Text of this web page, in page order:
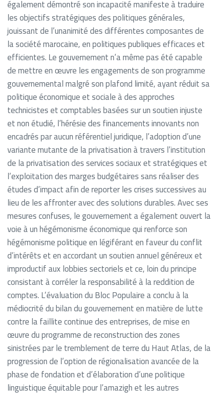
également démontré son incapacité manifeste à traduire
les objectifs stratégiques des politiques générales,
jouissant de l’unanimité des différentes composantes de
la société marocaine, en politiques publiques efficaces et
efficientes. Le gouvernement n’a même pas été capable
de mettre en œuvre les engagements de son programme
gouvernemental malgré son plafond limité, ayant réduit sa
politique économique et sociale à des approches
technicistes et comptables basées sur un soutien injuste
et non étudié, l’hérésie des financements innovants non
encadrés par aucun référentiel juridique, l’adoption d’une
variante mutante de la privatisation à travers l’institution
de la privatisation des services sociaux et stratégiques et
l’exploitation des marges budgétaires sans réaliser des
études d’impact afin de reporter les crises successives au
lieu de les affronter avec des solutions durables. Avec ses
mesures confuses, le gouvernement a également ouvert la
voie à un hégémonisme économique qui renforce son
hégémonisme politique en légiférant en faveur du conflit
d’intérêts et en accordant un soutien annuel généreux et
improductif aux lobbies sectoriels et ce, loin du principe
consistant à corréler la responsabilité à la reddition de
comptes. L’évaluation du Bloc Populaire a conclu à la
médiocrité du bilan du gouvernement en matière de lutte
contre la faillite continue des entreprises, de mise en
œuvre du programme de reconstruction des zones
sinistrées par le tremblement de terre du Haut Atlas, de la
progression de l’option de régionalisation avancée de la
phase de fondation et d’élaboration d’une politique
linguistique équitable pour l’amazigh et les autres